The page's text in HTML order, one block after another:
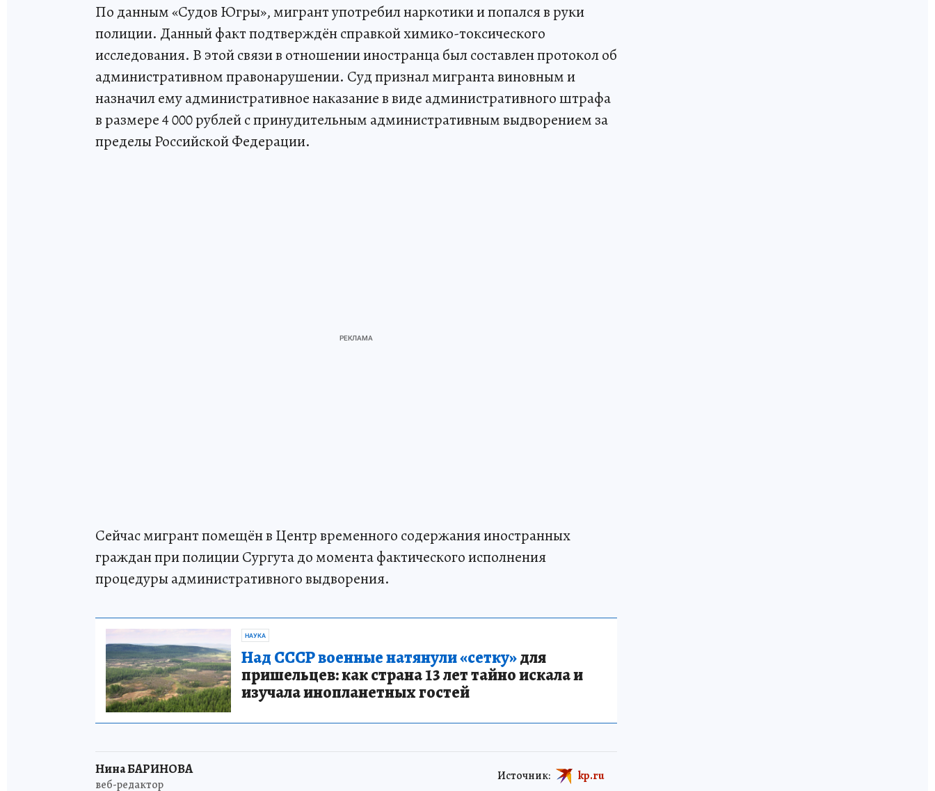
По данным «Судов Югры», мигрант употребил наркотики и попался в руки
полиции. Данный факт подтверждён справкой химико-токсического
исследования. В этой связи в отношении иностранца был составлен протокол об
административном правонарушении. Суд признал мигранта виновным и
назначил ему административное наказание в виде административного штрафа
в размере 4 000 рублей с принудительным административным выдворением за
пределы Российской Федерации.
Сейчас мигрант помещён в Центр временного содержания иностранных
граждан при полиции Сургута до момента фактического исполнения
процедуры административного выдворения.
НАУКА
Над СССР военные натянули «сетку»для
пришельцев: как страна 13 лет тайно искала и
изучала инопланетных гостей
Нина БАРИНОВА
веб-редактор
Источник: kp.ru